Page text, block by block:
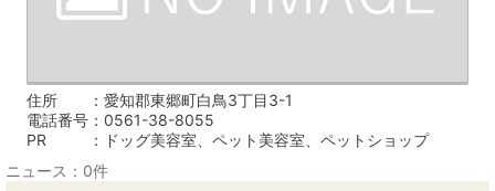
住所
愛知郡東郷町白鳥3丁目3-1
電話番号
0561-38-8055
PR
ドッグ美容室、ペット美容室、ペットショップ
ニュース：0件